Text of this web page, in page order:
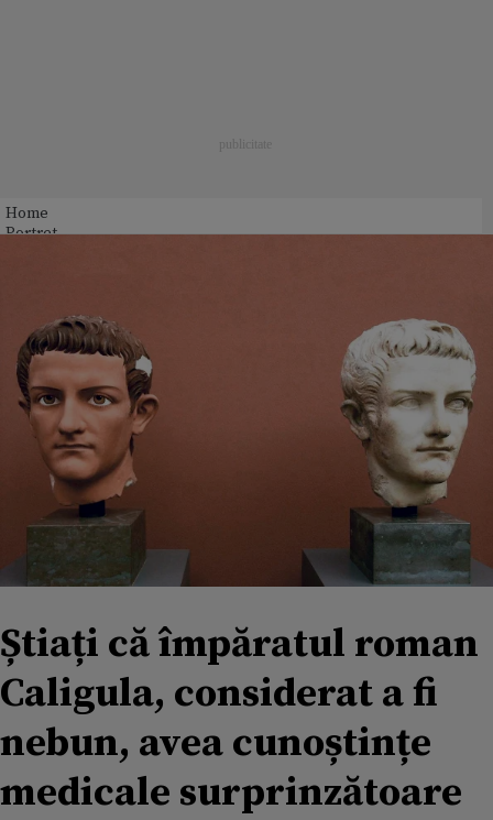
Home
Portret
Știați că împăratul roman
Caligula, considerat a fi
nebun, avea cunoștințe
medicale surprinzătoare